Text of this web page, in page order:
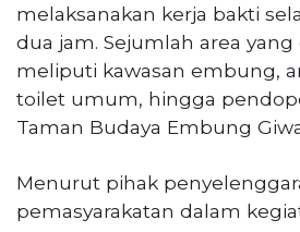
melaksanakan kerja bakti
dua jam. Sejumlah area
meliputi kawasan embung,
toilet umum, hingga
Taman Budaya Embung
Menurut pihak
pemasyarakatan dalam